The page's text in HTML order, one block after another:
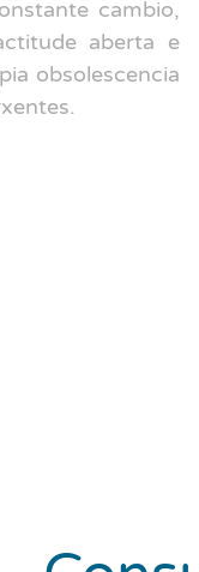
cambio,
aberta e
obsolescencia